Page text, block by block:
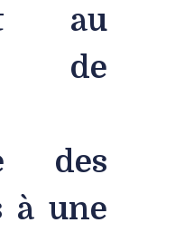
au
de
des
à une